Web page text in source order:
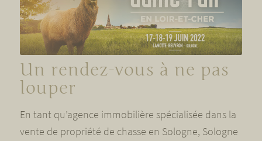
Un rendez-vous à ne pas
louper
En tant qu’agence immobilière spécialisée dans la
vente de propriété de chasse en Sologne, Sologne